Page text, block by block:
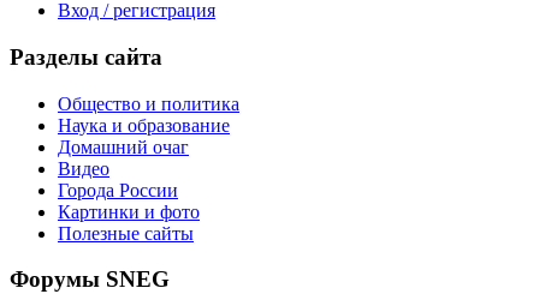
Вход / регистрация
Разделы сайта
Общество и политика
Наука и образование
Домашний очаг
Видео
Города России
Картинки и фото
Полезные сайты
Форумы SNEG